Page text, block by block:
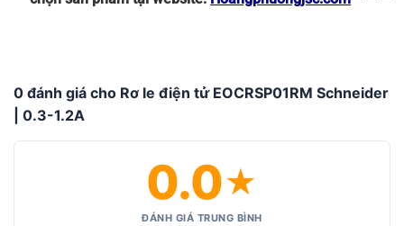
0 đánh giá cho Rơ le điện tử EOCRSP01RM Schneider
| 0.3-1.2A
0.0★
ĐÁNH GIÁ TRUNG BÌNH